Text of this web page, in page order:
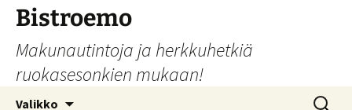
Siirry
sisältöön
Bistroemo
Makunautintoja ja herkkuhetkiä
ruokasesonkien mukaan!
Valikko Haku: